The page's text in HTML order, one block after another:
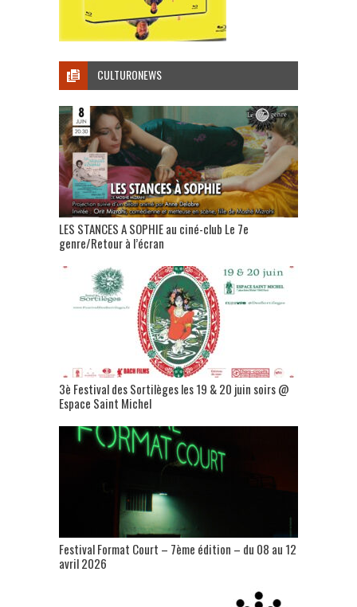
CULTURONEWS
LES STANCES A SOPHIE au ciné-club Le 7e
genre/Retour à l’écran
3è Festival des Sortilèges les 19 & 20 juin soirs @
Espace Saint Michel
Festival Format Court – 7ème édition – du 08 au 12
avril 2026